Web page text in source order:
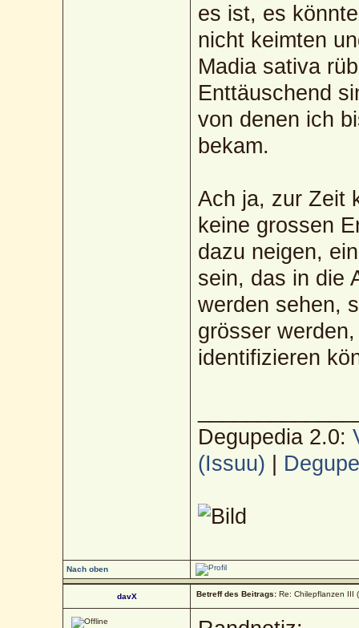
es ist, es
nicht keimten
Madia sativa
Enttäuschend
von denen ich
bekam.
Ach ja, zur Zeit
keine grossen
dazu neigen,
sein, das in die
werden sehen,
grösser
identifizieren
Degupedia 2.0:
(Issuu)
Nach oben
davX Betreff des Beitrags: Re: Chilepflanzen III